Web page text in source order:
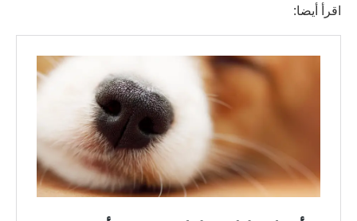
اقرأ أيضا: